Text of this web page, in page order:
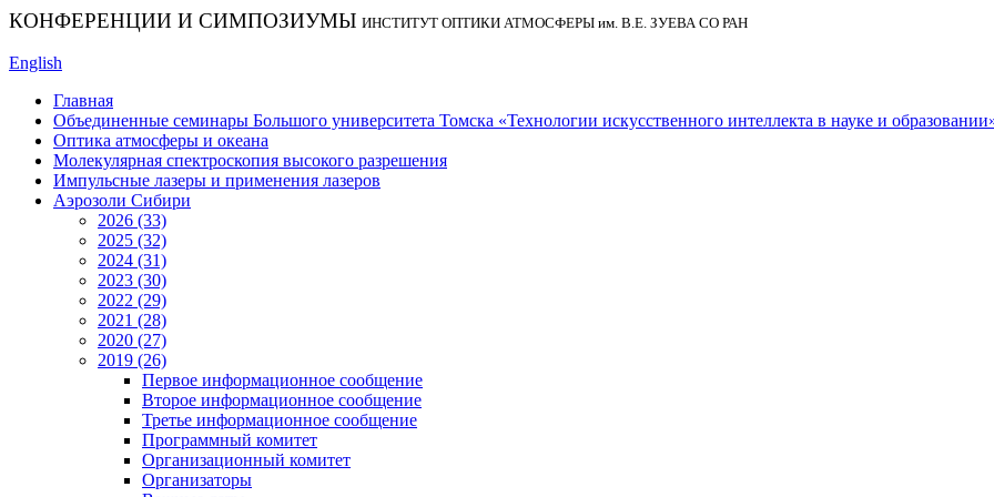
КОНФЕРЕНЦИИ И СИМПОЗИУМЫ ИНСТИТУТ ОПТИКИ АТМОСФЕРЫ им. В.Е. ЗУЕВА СО РАН
English
Главная
Объединенные семинары Большого университета Томска «Технологии искусственного интеллекта в науке и
Оптика атмосферы и океана
Молекулярная спектроскопия высокого разрешения
Импульсные лазеры и применения лазеров
Аэрозоли Сибири
2026 (33)
2025 (32)
2024 (31)
2023 (30)
2022 (29)
2021 (28)
2020 (27)
2019 (26)
Первое информационное сообщение
Второе информационное сообщение
Третье информационное сообщение
Программный комитет
Организационный комитет
Организаторы